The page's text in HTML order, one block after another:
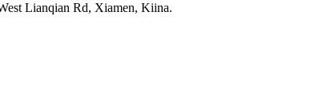
Lianqian Rd, Xiamen, Kiina.